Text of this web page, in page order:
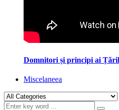
Domnitori și principi ai
Miscelaneea